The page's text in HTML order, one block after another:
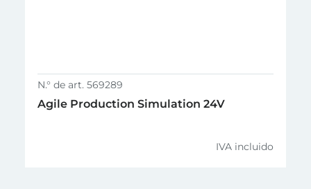
N.° de art. 569289
Agile Production Simulation 24V
IVA incluido